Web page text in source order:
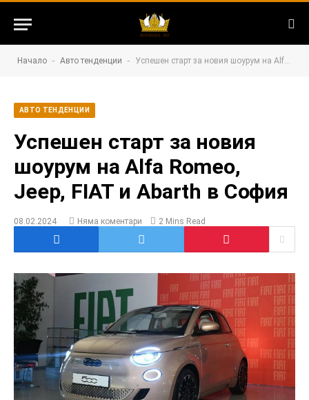
Начало - Авто тенденции - Успешен старт за новия шоурум на Alfa Romeo, Jeep, FIAT и Abarth в София
АВТО ТЕНДЕНЦИИ
Успешен старт за новия
шоурум на Alfa Romeo,
Jeep, FIAT и Abarth в София
08.02.2024 Няма коментари 2 Mins Read